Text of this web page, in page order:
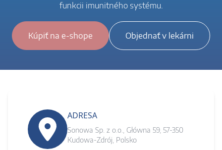
funkcii imunitného systému.
Kúpiť na e-shope Objednať v lekárni
ADRESA
Sonowa Sp. z o.o., Główna 59, 57-350
Kudowa-Zdrój, Polsko